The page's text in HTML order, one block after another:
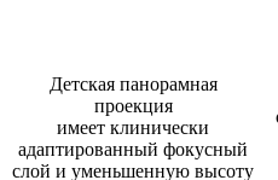
Детская панорамная
проекция
имеет клинически
адаптированный фокусный
слой и уменьшенную высоту